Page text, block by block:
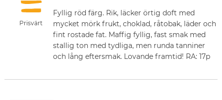
Prisvärt
Fyllig röd färg. Rik, läcker örtig doft med
mycket mörk frukt, choklad, råtobak, läder och
fint rostade fat. Maffig fyllig, fast smak med
stallig ton med tydliga, men runda tanniner
och lång eftersmak. Lovande framtid! RA: 17p